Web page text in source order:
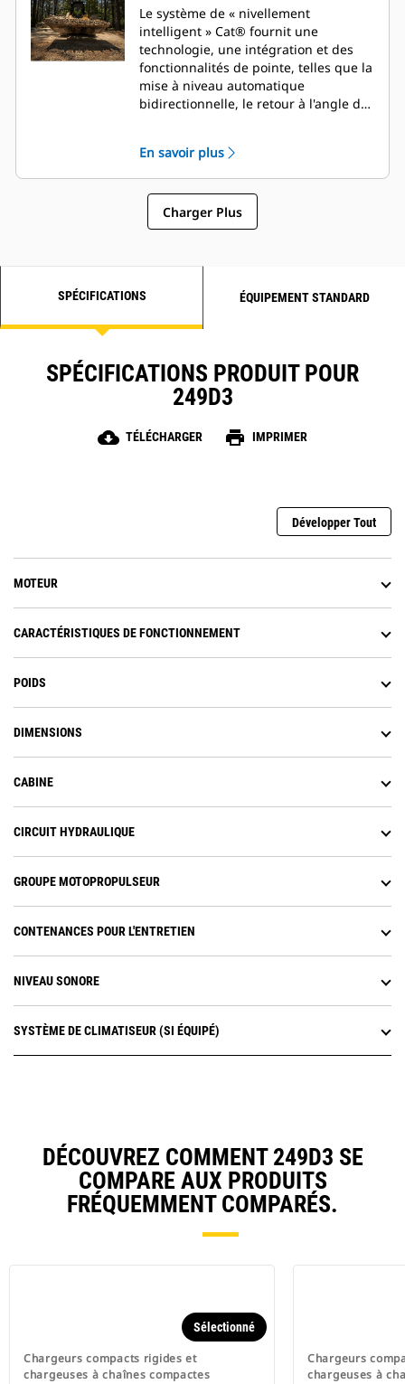
Le système de « nivellement
intelligent » Cat® fournit une
technologie, une intégration et des
fonctionnalités de pointe, telles que la
mise à niveau automatique
bidirectionnelle, le retour à l'angle de
travail.
En savoir plus
Charger Plus
SPÉCIFICATIONS ÉQUIPEMENT STANDARD
SPÉCIFICATIONS PRODUIT POUR
249D3
cloud_download TÉLÉCHARGER print IMPRIMER
Développer Tout
MOTEUR
CARACTÉRISTIQUES DE FONCTIONNEMENT
POIDS
DIMENSIONS
CABINE
CIRCUIT HYDRAULIQUE
GROUPE MOTOPROPULSEUR
CONTENANCES POUR L'ENTRETIEN
NIVEAU SONORE
SYSTÈME DE CLIMATISEUR (SI ÉQUIPÉ)
DÉCOUVREZ COMMENT 249D3 SE
COMPARE AUX PRODUITS
FRÉQUEMMENT COMPARÉS.
Chargeurs compacts rigides et
chargeuses à chaînes compactes
Sélectionné
Chargeurs
chargeuses à